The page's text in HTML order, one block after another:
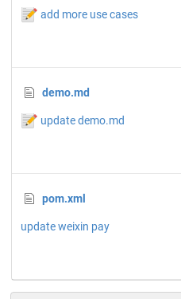
📝 add more use cases
demo.md
📝 update demo.md
pom.xml
update weixin pay